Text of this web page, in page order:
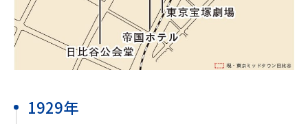
1929年